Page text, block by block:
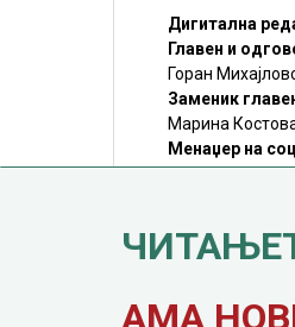
Дигитална
Главен и
Горан
Заменик
Марина
Менаџер на
Мирослав
©SDK.MK Крадењето
Преземањето на
АМА